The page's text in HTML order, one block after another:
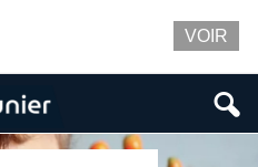
VOIR